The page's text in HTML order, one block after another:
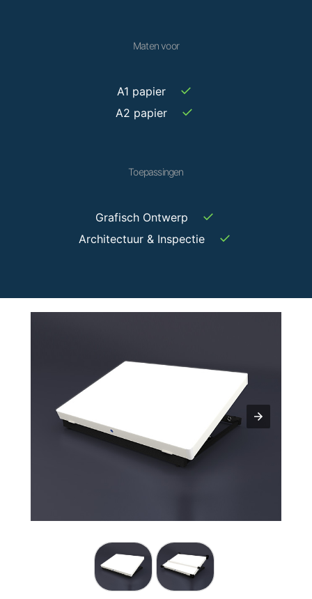
Maten voor
A1 papier ✓
A2 papier ✓
Toepassingen
Grafisch Ontwerp ✓
Architectuur & Inspectie ✓